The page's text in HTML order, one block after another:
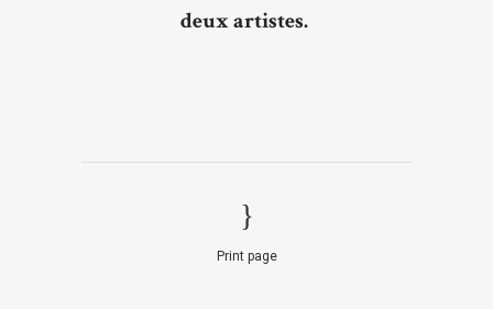
deux artistes.
Print page